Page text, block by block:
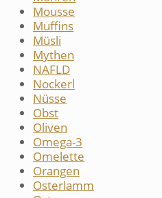
Mousse
Muffins
Müsli
Mythen
NAFLD
Nockerl
Nüsse
Obst
Oliven
Omega-3
Omelette
Orangen
Osterlamm